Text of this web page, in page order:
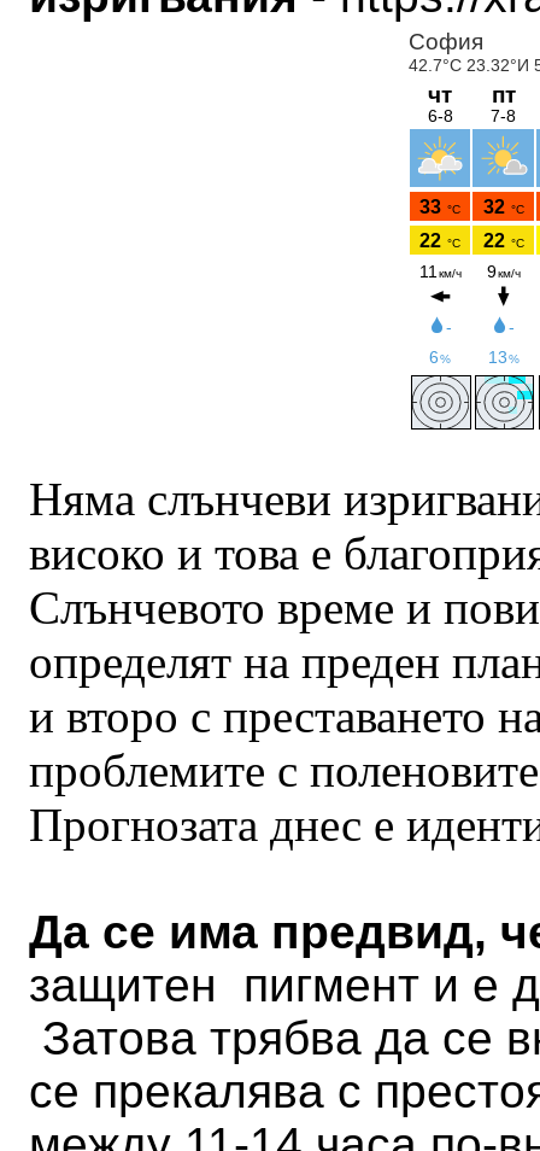
Няма слънчеви
високо и това е
Слънчевото време и
определят на преден
и второ с преставането
проблемите с
Прогнозата днес е
Да се има предвид,
защитен пигмент и е
Затова трябва да се
се прекалява с